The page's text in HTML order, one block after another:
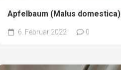
Apfelbaum (Malus domestica)
6. Februar 2022 0